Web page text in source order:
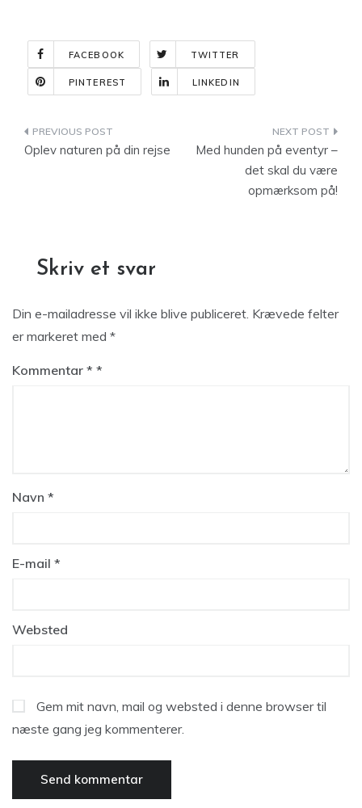
FACEBOOK TWITTER
PINTEREST LINKEDIN
Indlægsnavigation
Oplev naturen på din rejse
Med hunden på eventyr –
det skal du være
opmærksom på!
Skriv et svar
Din e-mailadresse vil ikke blive publiceret. Krævede felter
er markeret med *
Kommentar *
Navn *
E-mail *
Websted
Gem mit navn, mail og websted i denne browser til
næste gang jeg kommenterer.